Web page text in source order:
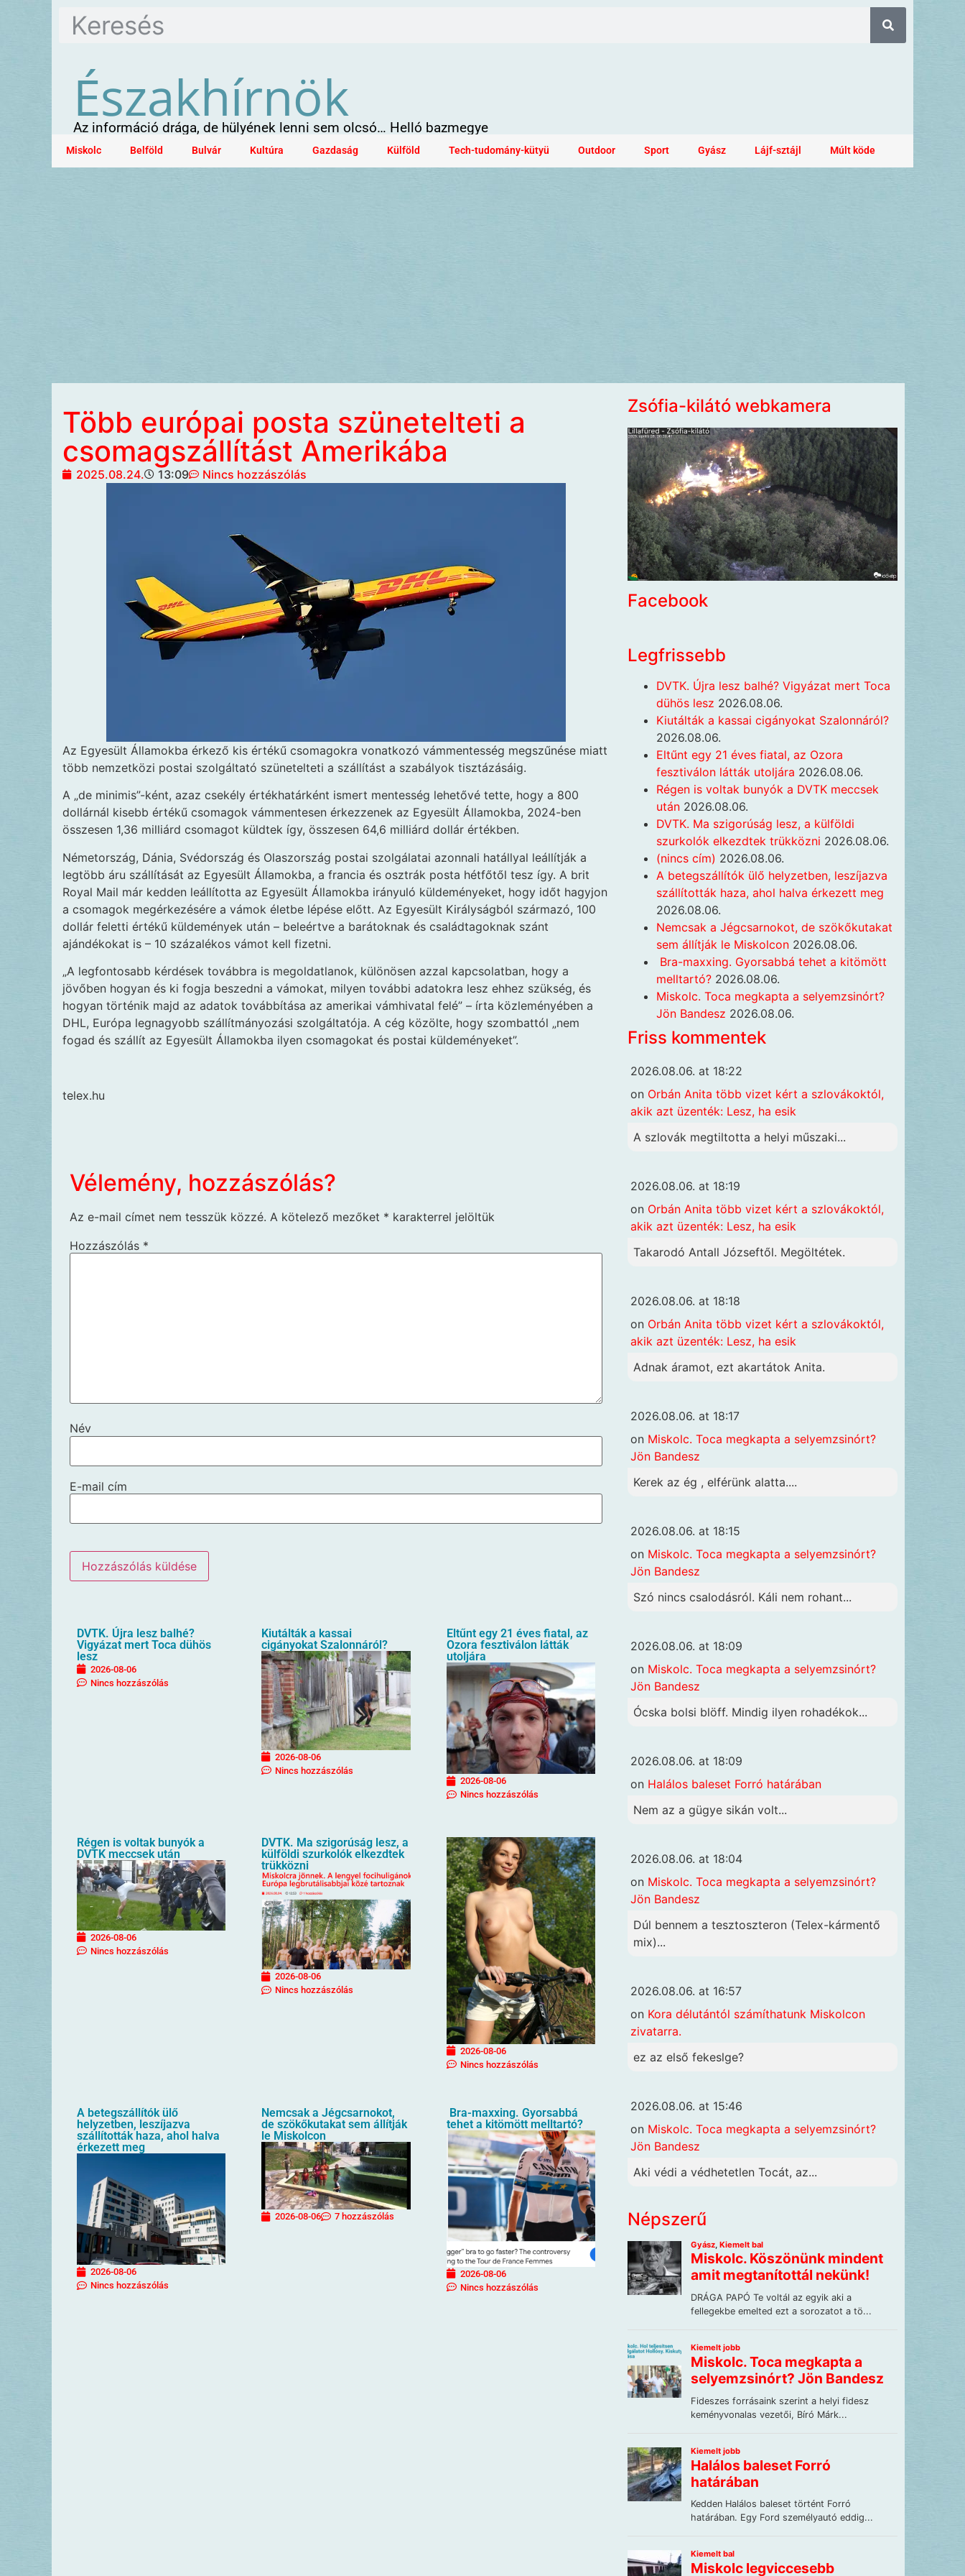
Északhírnök
Az információ drága, de hülyének lenni sem olcsó… Helló bazmegye
Miskolc Belföld Bulvár Kultúra Gazdaság Külföld Tech-tudomány-kütyü Outdoor Sport Gyász Lájf-sztájl Múlt köde
Több európai posta szünetelteti a
csomagszállítást Amerikába
2025.08.24. 13:09 Nincs hozzászólás
Az Egyesült Államokba érkező kis értékű csomagokra vonatkozó vámmentesség megszűnése miatt
több nemzetközi postai szolgáltató szünetelteti a szállítást a szabályok tisztázásáig.
A „de minimis”-ként, azaz csekély értékhatárként ismert mentesség lehetővé tette, hogy a 800
dollárnál kisebb értékű csomagok vámmentesen érkezzenek az Egyesült Államokba, 2024-ben
összesen 1,36 milliárd csomagot küldtek így, összesen 64,6 milliárd dollár értékben.
Németország, Dánia, Svédország és Olaszország postai szolgálatai azonnali hatállyal leállítják a
legtöbb áru szállítását az Egyesült Államokba, a francia és osztrák posta hétfőtől tesz így. A brit
Royal Mail már kedden leállította az Egyesült Államokba irányuló küldeményeket, hogy időt hagyjon
a csomagok megérkezésére a vámok életbe lépése előtt. Az Egyesült Királyságból származó, 100
dollár feletti értékű küldemények után – beleértve a barátoknak és családtagoknak szánt
ajándékokat is – 10 százalékos vámot kell fizetni.
„A legfontosabb kérdések továbbra is megoldatlanok, különösen azzal kapcsolatban, hogy a
jövőben hogyan és ki fogja beszedni a vámokat, milyen további adatokra lesz ehhez szükség, és
hogyan történik majd az adatok továbbítása az amerikai vámhivatal felé” – írta közleményében a
DHL, Európa legnagyobb szállítmányozási szolgáltatója. A cég közölte, hogy szombattól „nem
fogad és szállít az Egyesült Államokba ilyen csomagokat és postai küldeményeket”.
telex.hu
Vélemény, hozzászólás?
Az e-mail címet nem tesszük közzé. A kötelező mezőket * karakterrel jelöltük
Hozzászólás *
Név
E-mail cím
DVTK. Újra lesz balhé?
Vigyázat mert Toca dühös
lesz
2026-08-06
Nincs hozzászólás
Kiutálták a kassai
cigányokat Szalonnáról?
2026-08-06
Nincs hozzászólás
Eltűnt egy 21 éves fiatal, az
Ozora fesztiválon látták
utoljára
2026-08-06
Nincs hozzászólás
Régen is voltak bunyók a
DVTK meccsek után
2026-08-06
Nincs hozzászólás
DVTK. Ma szigorúság lesz, a
külföldi szurkolók elkezdtek
trükközni
2026-08-06
Nincs hozzászólás
2026-08-06
Nincs hozzászólás
A betegszállítók ülő
helyzetben, leszíjazva
szállították haza, ahol halva
érkezett meg
2026-08-06
Nincs hozzászólás
Nemcsak a Jégcsarnokot,
de szökőkutakat sem állítják
le Miskolcon
2026-08-06 7 hozzászólás
Bra-maxxing. Gyorsabbá
tehet a kitömött melltartó?
2026-08-06
Nincs hozzászólás
Zsófia-kilátó webkamera
Facebook
Legfrissebb
DVTK. Újra lesz balhé? Vigyázat mert Toca
dühös lesz 2026.08.06.
Kiutálták a kassai cigányokat Szalonnáról?
2026.08.06.
Eltűnt egy 21 éves fiatal, az Ozora
fesztiválon látták utoljára 2026.08.06.
Régen is voltak bunyók a DVTK meccsek
után 2026.08.06.
DVTK. Ma szigorúság lesz, a külföldi
szurkolók elkezdtek trükközni 2026.08.06.
(nincs cím) 2026.08.06.
A betegszállítók ülő helyzetben, leszíjazva
szállították haza, ahol halva érkezett meg
2026.08.06.
Nemcsak a Jégcsarnokot, de szökőkutakat
sem állítják le Miskolcon 2026.08.06.
Bra-maxxing. Gyorsabbá tehet a kitömött
melltartó? 2026.08.06.
Miskolc. Toca megkapta a selyemzsinórt?
Jön Bandesz 2026.08.06.
Friss kommentek
2026.08.06. at 18:22
on Orbán Anita több vizet kért a szlovákoktól,
akik azt üzenték: Lesz, ha esik
A szlovák megtiltotta a helyi műszaki...
2026.08.06. at 18:19
on Orbán Anita több vizet kért a szlovákoktól,
akik azt üzenték: Lesz, ha esik
Takarodó Antall Józseftől. Megöltétek.
2026.08.06. at 18:18
on Orbán Anita több vizet kért a szlovákoktól,
akik azt üzenték: Lesz, ha esik
Adnak áramot, ezt akartátok Anita.
2026.08.06. at 18:17
on Miskolc. Toca megkapta a selyemzsinórt?
Jön Bandesz
Kerek az ég , elférünk alatta....
2026.08.06. at 18:15
on Miskolc. Toca megkapta a selyemzsinórt?
Jön Bandesz
Szó nincs csalodásról. Káli nem rohant...
2026.08.06. at 18:09
on Miskolc. Toca megkapta a selyemzsinórt?
Jön Bandesz
Ócska bolsi blöff. Mindig ilyen rohadékok...
2026.08.06. at 18:09
on Halálos baleset Forró határában
Nem az a gügye sikán volt...
2026.08.06. at 18:04
on Miskolc. Toca megkapta a selyemzsinórt?
Jön Bandesz
Dúl bennem a tesztoszteron (Telex-kármentő
mix)...
2026.08.06. at 16:57
on Kora délutántól számíthatunk Miskolcon
zivatarra.
ez az első fekeslge?
2026.08.06. at 15:46
on Miskolc. Toca megkapta a selyemzsinórt?
Jön Bandesz
Aki védi a védhetetlen Tocát, az...
Népszerű